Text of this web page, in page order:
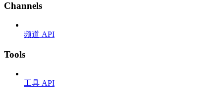
Channels
频道 API
Tools
工具 API